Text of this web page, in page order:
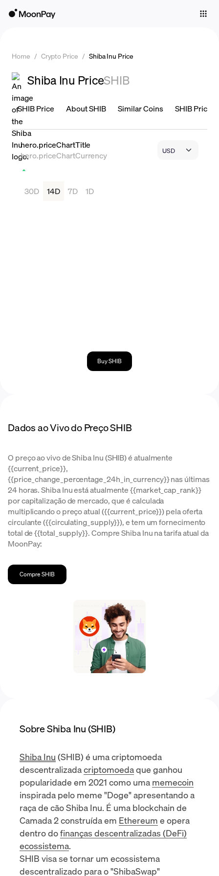
Trade
Company
Crypto Prices
Learn
Home / Crypto Price / Shiba Inu Price
Shiba Inu PriceSHIB
SHIB Price About SHIB Similar Coins SHIB Price
hero.priceChartTitle
hero.priceChartCurrency
30D 14D 7D 1D
Buy SHIB
Dados ao Vivo do Preço SHIB
O preço ao vivo de Shiba Inu (SHIB) é atualmente
{{current_price}},
{{price_change_percentage_24h_in_currency}} nas últimas
24 horas. Shiba Inu está atualmente {{market_cap_rank}}
por capitalização de mercado, que é calculada
multiplicando o preço atual ({{current_price}}) pela oferta
circulante ({{circulating_supply}}), e tem um fornecimento
total de {{total_supply}}. Compre Shiba Inu na tarifa atual da
MoonPay:
Compre SHIB
Sobre Shiba Inu (SHIB)
Shiba Inu (SHIB) é uma criptomoeda
descentralizadacriptomoedaque ganhou
popularidade em 2021 como uma memecoin
inspirada pelo meme "Doge" apresentando a
raça de cão Shiba Inu. É uma blockchain de
Camada 2construída em Ethereum e opera
dentro dofinanças descentralizadas (DeFi)
ecossistema.
SHIB visa se tornar um ecossistema
descentralizado para o "ShibaSwap"